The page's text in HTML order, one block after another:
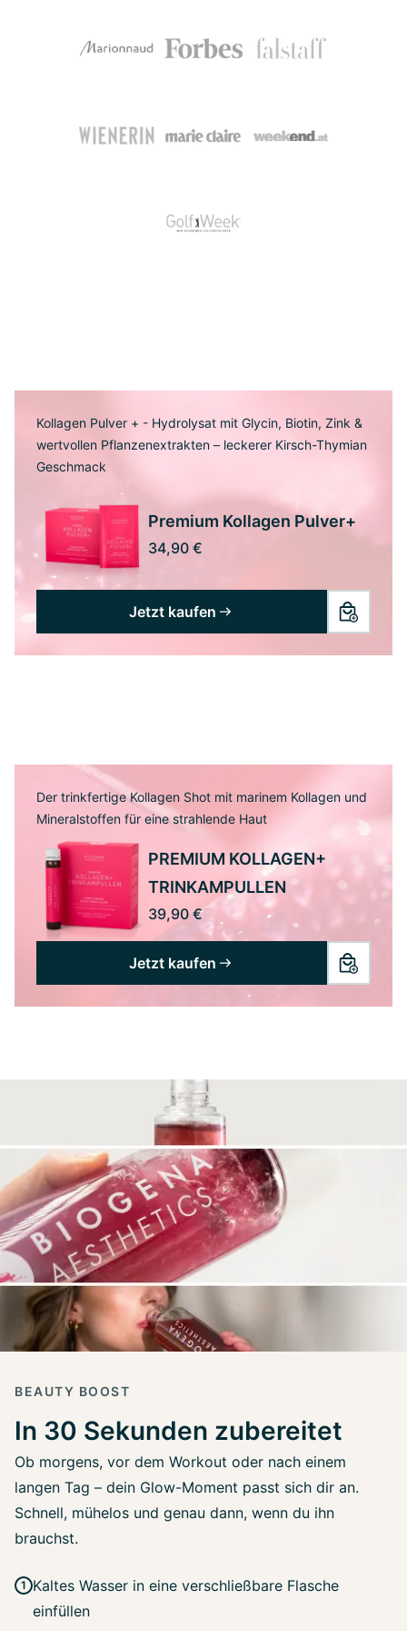
Kollagen Pulver + - Hydrolysat mit Glycin, Biotin, Zink &
wertvollen Pflanzenextrakten – leckerer Kirsch-Thymian
Geschmack
Premium Kollagen Pulver+
34,90 €
Jetzt kaufen
Der trinkfertige Kollagen Shot mit marinem Kollagen und
Mineralstoffen für eine strahlende Haut
PREMIUM KOLLAGEN+
TRINKAMPULLEN
39,90 €
Jetzt kaufen
BEAUTY BOOST
In 30 Sekunden zubereitet
Ob morgens, vor dem Workout oder nach einem
langen Tag – dein Glow-Moment passt sich dir an.
Schnell, mühelos und genau dann, wenn du ihn
brauchst.
Kaltes Wasser in eine verschließbare Flasche
einfüllen